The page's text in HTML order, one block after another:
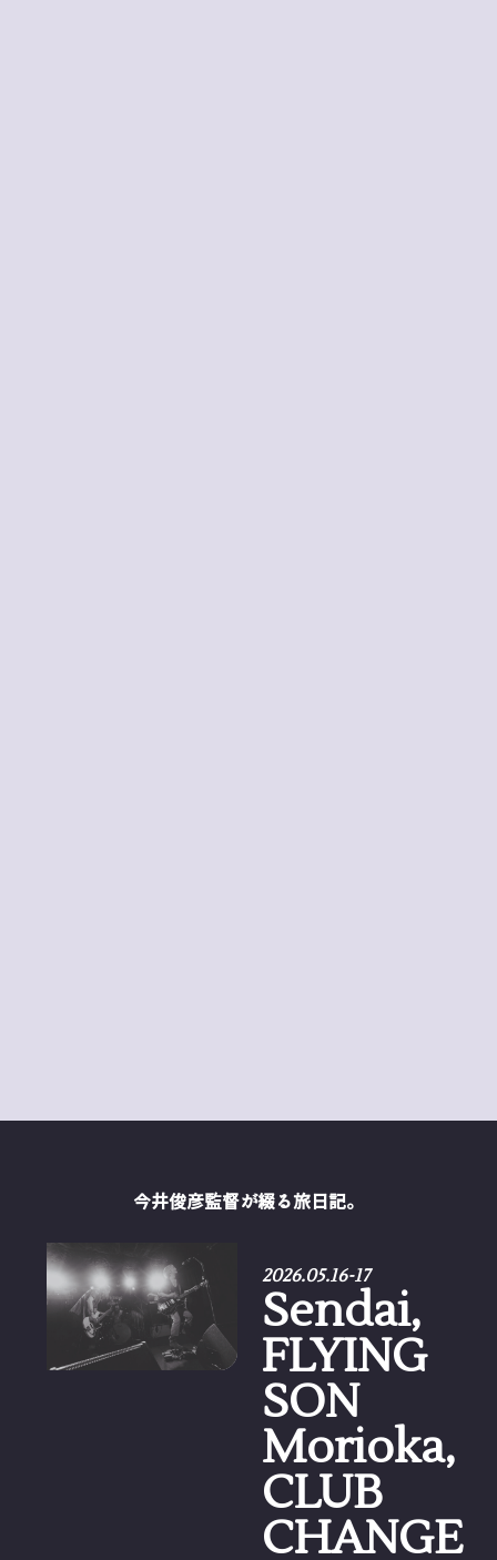
今井俊彦監督が綴る旅日記。
2026.05.16-17
Sendai,
FLYING
SON
Morioka,
CLUB
CHANGE